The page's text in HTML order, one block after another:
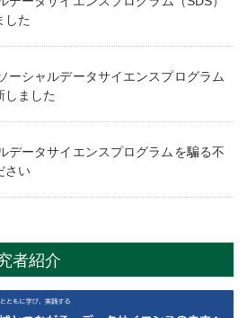
した
ーシャルデータサイエンスプログラム
しました
データサイエンスプログラムを騙る不
さい
者紹介